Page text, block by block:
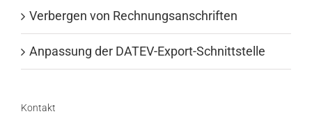
Verbergen von Rechnungsanschriften
Anpassung der DATEV-Export-Schnittstelle
Kontakt